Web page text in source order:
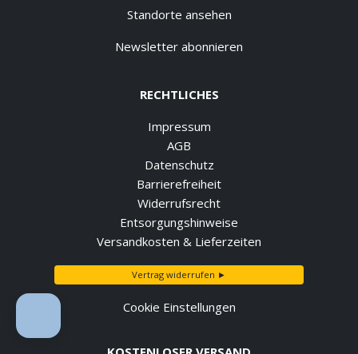
Standorte ansehen
Newsletter abonnieren
RECHTLICHES
Impressum
AGB
Datenschutz
Barrierefreiheit
Widerrufsrecht
Entsorgungshinweise
Versandkosten & Lieferzeiten
Vertrag widerrufen ►
Cookie Einstellungen